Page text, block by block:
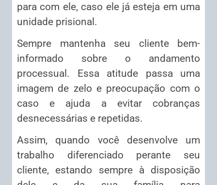
para com ele, caso ele já esteja em uma
unidade prisional.
Sempre mantenha seu cliente bem-
informado sobre o andamento
processual. Essa atitude passa uma
imagem de zelo e preocupação com o
caso e ajuda a evitar cobranças
desnecessárias e repetidas.
Assim, quando você desenvolve um
trabalho diferenciado perante seu
cliente, estando sempre à disposição